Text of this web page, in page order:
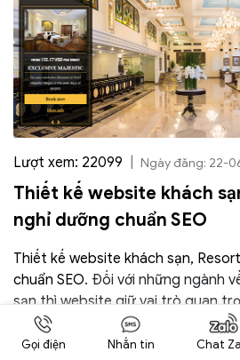
Lượt xem: 22099 Ngày đăng: 22-
Thiết kế website khách
nghỉ dưỡng chuẩn SEO
Thiết kế website khách sạn, Resort
chuẩn SEO. Đối với những ngành
sạn thì website giữ vai trò quan trọng, ảnh hưởng trực
tiếp đến hoạt động kinh doanh của doanh
những thế thiết kế website khách
Gọi điện Nhắn tin Chat